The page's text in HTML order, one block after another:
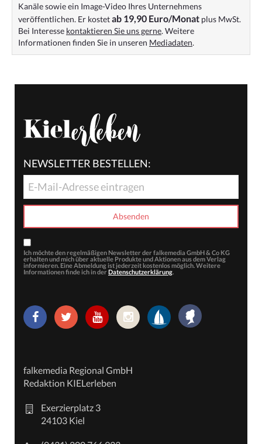
Kanäle sowie ein Image-Video Ihres Unternehmens
veröffentlichen. Er kostetab 19,90 Euro/Monat plus MwSt.
Bei Interesse kontaktieren Sie uns gerne. Weitere
Informationen finden Sie in unseren Mediadaten.
NEWSLETTER BESTELLEN:
Ich möchte den regelmäßigen Newsletter der falkemedia GmbH & Co KG
erhalten und mich über aktuelle Produkte und Aktionen aus dem Verlag
informieren. Eine Abmeldung ist jederzeit kostenlos möglich. Weitere
Informationen finde ich in der Datenschutzerklärung.
falkemedia Regional GmbH
Redaktion KIELerleben
Exerzierplatz 3
24103 Kiel